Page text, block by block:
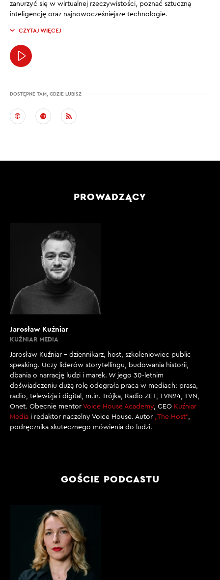
zanurzyć się w wirtualnej rzeczywistości, poznać sztuczną
inteligencję oraz najnowocześniejsze technologie.
CZYTAJ WIĘCEJ
DOSTĘPNE TAM, GDZIE LUBISZ
PROWADZĄCY
Jarosław Kuźniar
KUŹNIAR MEDIA
Jarosław Kuźniar – dziennikarz, host, szkoleniowiec public
speaking. Uczy liderów storytellingu, budowania historii,
dbania o narrację ludzi i marek. W jego 30-letnim
doświadczeniu dużą rolę odegrała praca w mediach: prasa,
radio, telewizja i digital, m.in. Trójka, Radio ZET, TVN24, TVN,
Onet. Obecnie mentor Voice House Academy, CEO Kuźniar
Media i redaktor naczelny Voice House. Autor „The Host”,
podręcznika skutecznego mówienia do ludzi.
GOŚCIE PODCASTU